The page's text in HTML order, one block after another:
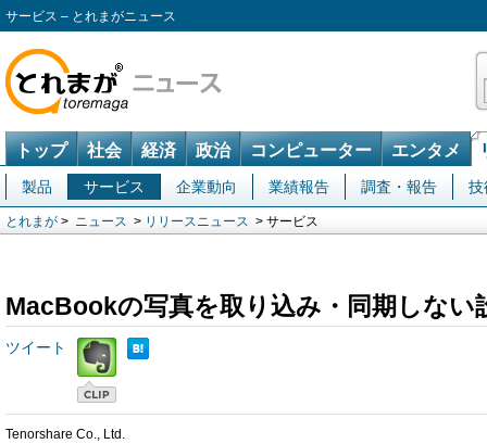
サービス – とれまがニュース
トップ 社会 経済 政治 コンピューター エンタメ
製品 サービス 企業動向 業績報告 調査・報告 技
とれまが > ニュース > リリースニュース > サービス
MacBookの写真を取り込み・同期しない
ツイート
Tenorshare Co., Ltd.